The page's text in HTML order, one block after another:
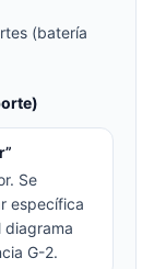
(batería
Se
específica
diagrama
G-2.